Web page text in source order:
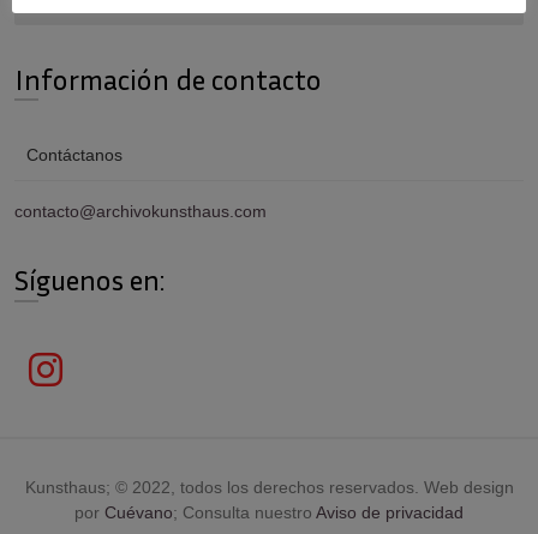
Información de contacto
Contáctanos
contacto@archivokunsthaus.com
Síguenos en:
Kunsthaus; © 2022, todos los derechos reservados. Web design
por Cuévano; Consulta nuestro Aviso de privacidad